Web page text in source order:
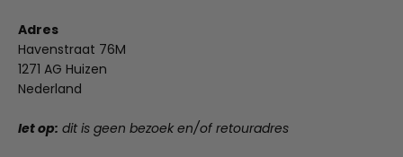
Adres
Havenstraat 76M
1271 AG Huizen
Nederland
let op: dit is geen bezoek en/of retouradres